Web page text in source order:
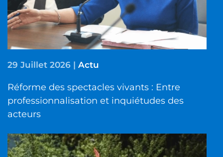
29 Juillet 2026 | Actu
Réforme des spectacles vivants : Entre
professionnalisation et inquiétudes des
acteurs